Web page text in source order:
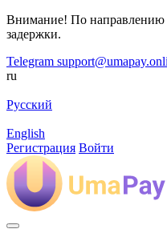
Внимание! По
задержки.
Telegram
ru
Русский
English
Регистрация Войти